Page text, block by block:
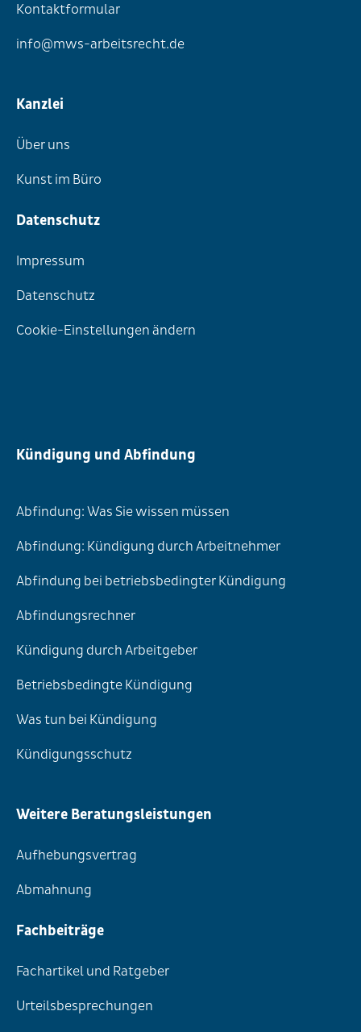
Kontaktformular
info@mws-arbeitsrecht.de
Kanzlei
Über uns
Kunst im Büro
Datenschutz
Impressum
Datenschutz
Cookie-Einstellungen ändern
Kündigung und Abfindung
Abfindung: Was Sie wissen müssen
Abfindung: Kündigung durch Arbeitnehmer
Abfindung bei betriebsbedingter Kündigung
Abfindungsrechner
Kündigung durch Arbeitgeber
Betriebsbedingte Kündigung
Was tun bei Kündigung
Kündigungsschutz
Weitere Beratungsleistungen
Aufhebungsvertrag
Abmahnung
Fachbeiträge
Fachartikel und Ratgeber
Urteilsbesprechungen